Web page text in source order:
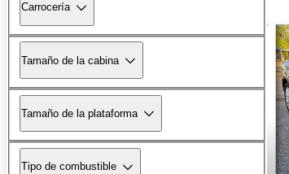
Carrocería
Tamaño de la cabina
Tamaño de la plataforma
Tipo de combustible